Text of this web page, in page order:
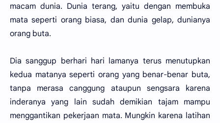
macam dunia. Dunia terang, yaitu dengan membuka
mata seperti orang biasa, dan dunia gelap, dunianya
orang buta.
Dia sanggup berhari hari lamanya terus menutupkan
kedua matanya seperti orang yang benar-benar buta,
tanpa merasa canggung ataupun sengsara karena
inderanya yang lain sudah demikian tajam mampu
menggantikan pekerjaan mata. Mungkin karena latihan